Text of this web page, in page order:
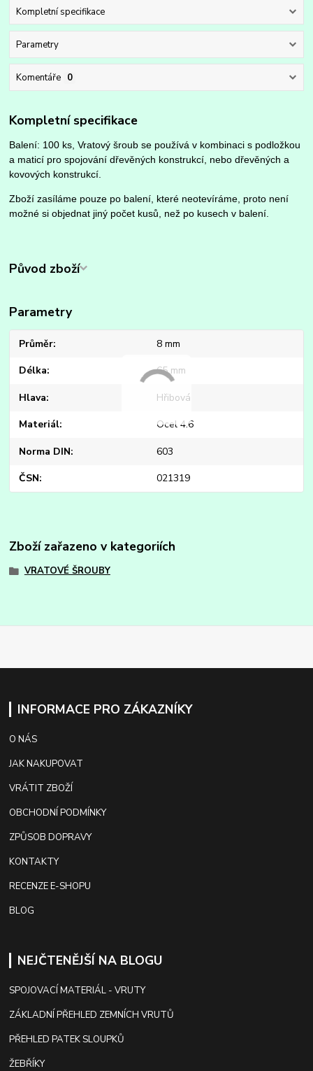
Kompletní specifikace
Parametry
Komentáře 0
Kompletní specifikace
Balení: 100 ks, Vratový šroub se používá v kombinaci s podložkou
a maticí pro spojování dřevěných konstrukcí, nebo dřevěných a
kovových konstrukcí.
Zboží zasíláme pouze po balení, které neotevíráme, proto není
možné si objednat jiný počet kusů, než po kusech v balení.
Původ zboží
Parametry
Průměr 8 mm
Délka 65 mm
Hlava Hřibová
Materiál Ocel 4.6
Norma DIN 603
ČSN 021319
Zboží zařazeno v kategoriích
VRATOVÉ ŠROUBY
INFORMACE PRO ZÁKAZNÍKY
O NÁS
JAK NAKUPOVAT
VRÁTIT ZBOŽÍ
OBCHODNÍ PODMÍNKY
ZPŮSOB DOPRAVY
KONTAKTY
RECENZE E-SHOPU
BLOG
NEJČTENĚJŠÍ NA BLOGU
SPOJOVACÍ MATERIÁL - VRUTY
ZÁKLADNÍ PŘEHLED ZEMNÍCH VRUTŮ
PŘEHLED PATEK SLOUPKŮ
ŽEBŘÍKY